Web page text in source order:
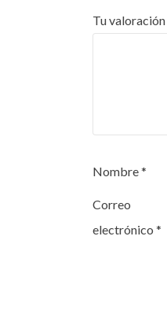
Tu valoración
Nombre*
Correo
electrónico *